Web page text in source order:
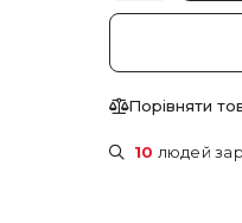
Порівняти
10 людей